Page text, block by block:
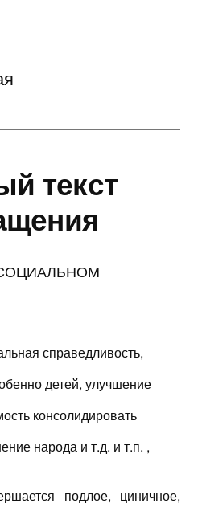
текст
справедливость,
детей, улучшение
консолидировать
народа и т.д. и т.п. ,
подлое, циничное,